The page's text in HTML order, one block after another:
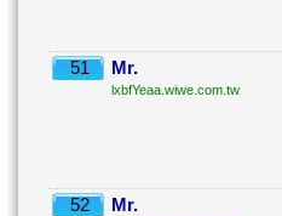
51 Mr.
lxbfYeaa.wiwe.com.tw
52 Mr.